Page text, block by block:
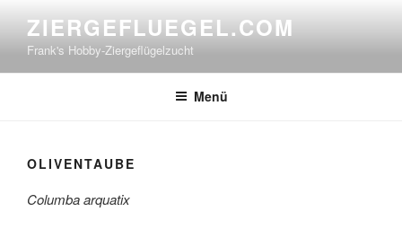
Inhalt
springen
ZIERGEFLUEGEL.COM
Frank's Hobby-Ziergeflügelzucht
Menü
OLIVENTAUBE
Columba arquatix